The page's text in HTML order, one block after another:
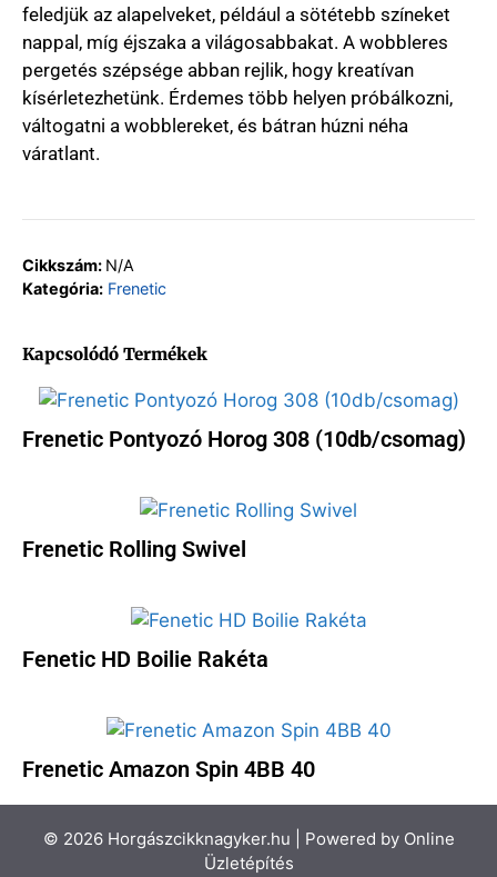
feledjük az alapelveket, például a sötétebb színeket
nappal, míg éjszaka a világosabbakat. A wobbleres
pergetés szépsége abban rejlik, hogy kreatívan
kísérletezhetünk. Érdemes több helyen próbálkozni,
váltogatni a wobblereket, és bátran húzni néha
váratlant.
Cikkszám: N/A
Kategória: Frenetic
Kapcsolódó Termékek
Frenetic Pontyozó Horog 308 (10db/csomag)
Frenetic Rolling Swivel
Fenetic HD Boilie Rakéta
Frenetic Amazon Spin 4BB 40
© 2026 Horgászcikknagyker.hu | Powered by Online
Üzletépítés